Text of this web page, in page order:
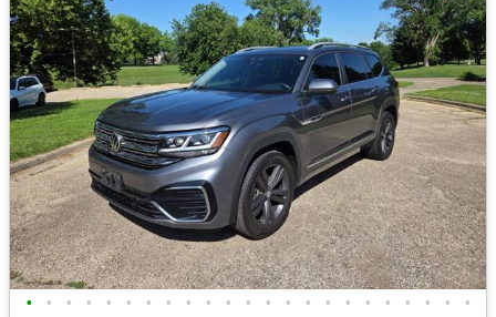
• • • • • • • • • • • • • • • • • • • • • • •